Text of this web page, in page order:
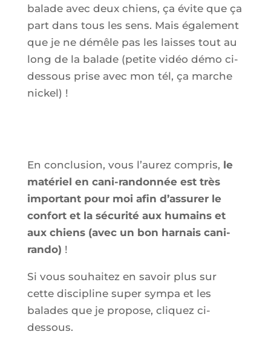
balade avec deux chiens, ça évite que ça
partdans tous les sens. Mais également
que je ne démêle pas les laisses tout au
long de la balade (petite vidéo démo ci-
dessous prise avec mon tél, ça marche
nickel) !
En conclusion, vous l’aurez compris, le
matériel en cani-randonnée est très
important pour moi afin d’assurer le
confort et la sécurité aux humains et
aux chiens (avec un bon harnais cani-
rando) !
Si vous souhaitez en savoir plus sur
cette discipline super sympa et les
balades que je propose, cliquez ci-
dessous.